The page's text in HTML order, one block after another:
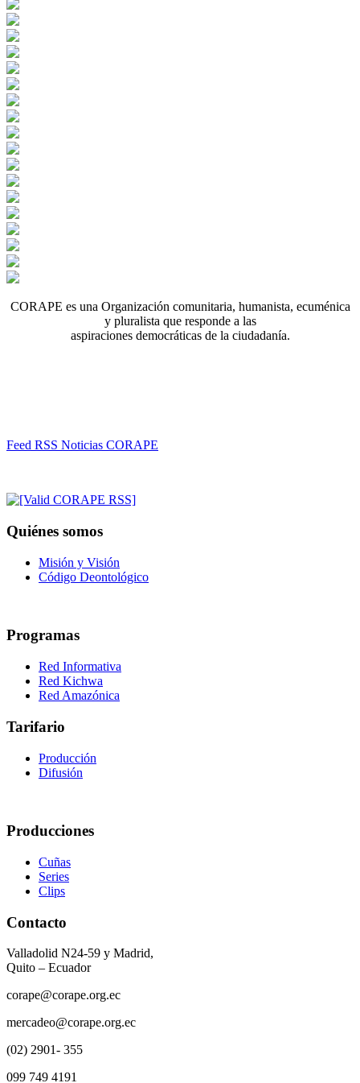
CORAPE es una Organización comunitaria, humanista, ecuménica
y pluralista que responde a las
aspiraciones democráticas de la ciudadanía.
Feed RSS Noticias CORAPE
Quiénes somos
Misión y Visión
Código Deontológico
Programas
Red Informativa
Red Kichwa
Red Amazónica
Tarifario
Producción
Difusión
Producciones
Cuñas
Series
Clips
Contacto
Valladolid N24-59 y Madrid,
Quito – Ecuador
corape@corape.org.ec
mercadeo@corape.org.ec
(02) 2901- 355
099 749 4191